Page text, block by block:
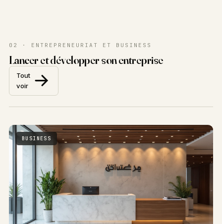
02 · ENTREPRENEURIAT ET BUSINESS
Lancer et développer son entreprise
Tout
voir
BUSINESS